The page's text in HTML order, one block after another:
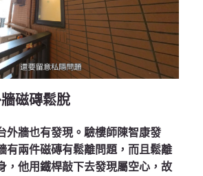
磁磚鬆脫
外牆也有發現。驗樓師陳智康發
有兩件磁磚有鬆離問題，而且鬆離
，他用鐵桿敲下去發現屬空心，故